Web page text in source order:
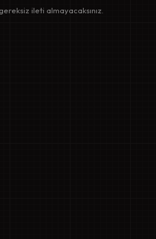
ileti almayacaksınız.